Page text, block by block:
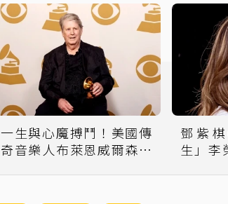
一生與心魔搏鬥！美國傳
奇音樂人布萊恩威爾森辭
鄧紫
生」李